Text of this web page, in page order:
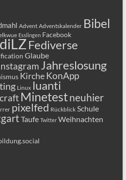
Advent Adventskalender Bibel
Esslingen Facebook
Fediverse
Glaube
Jahreslosung
KircheKonApp
Linux luanti
Minetestneuhier
pixelfed Rückblick Schule
Taufe Twitter Weihnachten